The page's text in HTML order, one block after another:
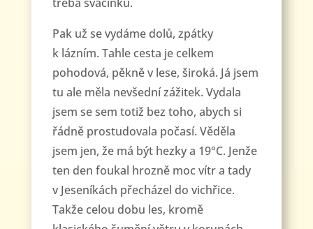
třeba svačinku.
Pak už se vydáme dolů, zpátky
k lázním. Tahle cesta je celkem
pohodová, pěkně v lese, široká. Já jsem
tu ale měla nevšední zážitek. Vydala
jsem se sem totiž bez toho, abych si
řádně prostudovala počasí. Věděla
jsem jen, že má být hezky a 19°C. Jenže
ten den foukal hrozně moc vítr a tady
v Jeseníkách přecházel do vichřice.
Takže celou dobu les, kromě